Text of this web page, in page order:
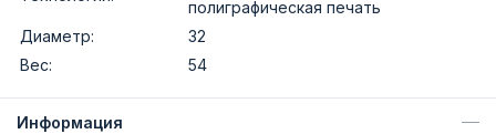
полиграфическая печать
Диаметр:
32
Вес:
54
Информация